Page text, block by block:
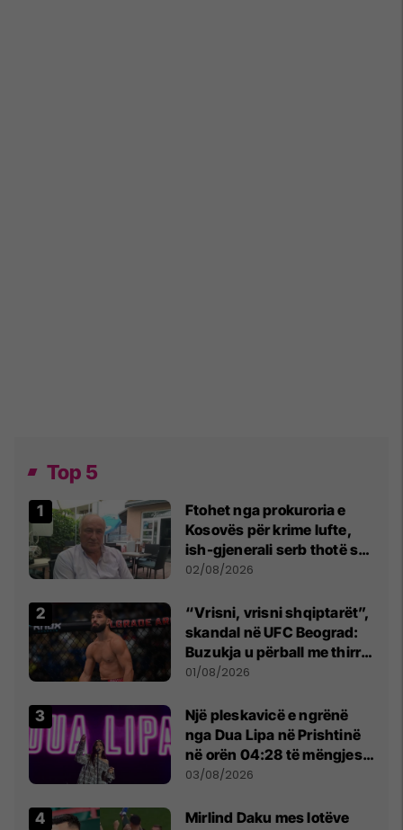
Top 5
Ftohet nga prokuroria e
Kosovës për krime lufte,
ish-gjenerali serb thotë se
dikush e tradhtoi në
02/08/2026
“Vrisni, vrisni shqiptarët”,
skandal në UFC Beograd:
Buzukja u përball me thirrje
anti-shqiptare nga
01/08/2026
Një pleskavicë e ngrënë
nga Dua Lipa në Prishtinë
në orën 04:28 të mëngjesit
- dhe bota digjitale serbe
03/08/2026
Mirlind Daku mes lotëve